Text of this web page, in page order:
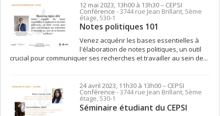
12 mai 2023, 13h00 à 13h30– CEPSI
Conférence- 3744 rue Jean Brillant, 5ème
étage, 530-1
Notes politiques 101
Venez acquérir les bases essentielles à
l'élaboration de notes politiques, un outil
crucial pour communiquer ses recherches et travailler au sein de...
24 avril 2023, 11h30 à 13h00– CEPSI
Conférence- 3744 rue Jean Brillant, 5ème
étage, 530-1
Séminaire étudiant du CEPSI